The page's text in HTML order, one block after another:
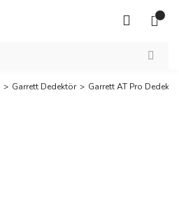
Garrett Dedektör Garrett AT Pro